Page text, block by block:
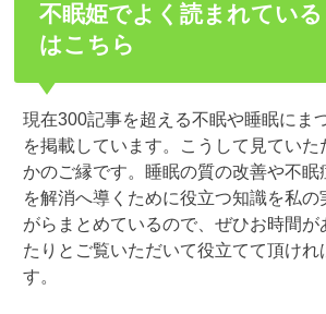
不眠姫でよく読まれてい
はこちら
現在300記事を超える不眠や睡眠にま
を掲載しています。こうして見てい
かのご縁です。睡眠の質の改善や不眠
を解消へ導くために役立つ知識を私の
がらまとめているので、ぜひお時間が
たりとご覧いただいて役立てて頂けれ
す。